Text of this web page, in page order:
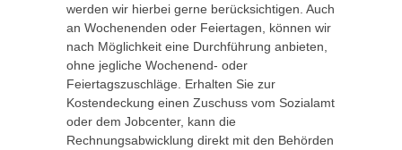
werden wir hierbei gerne berücksichtigen. Auch
an Wochenenden oder Feiertagen, können wir
nach Möglichkeit eine Durchführung anbieten,
ohne jegliche Wochenend- oder
Feiertagszuschläge. Erhalten Sie zur
Kostendeckung einen Zuschuss vom Sozialamt
oder dem Jobcenter, kann die
Rechnungsabwicklung direkt mit den Behörden